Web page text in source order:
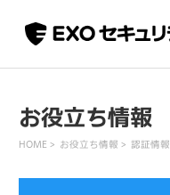
お役立ち情報
HOME お役立ち情報 認証情報